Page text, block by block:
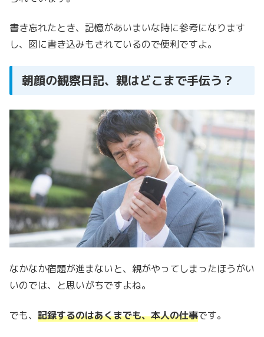
書き忘れたとき、記憶があいまいな時に参考になります
し、図に書き込みもされているので便利ですよ。
朝顔の観察日記、親はどこまで手伝う？
なかなか宿題が進まないと、親がやってしまったほうがい
いのでは、と思いがちですよね。
でも、 記録するのはあくまでも、本人の仕事です。